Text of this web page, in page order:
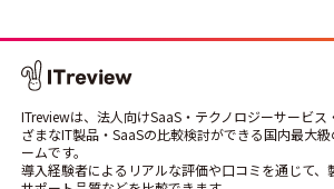
ITreviewは、法人向けSaaS・テクノロジーサービ
ざまなIT製品・SaaSの比較検討ができる国内最大
ームです。
導入経験者によるリアルな評価や口コミを通じて、